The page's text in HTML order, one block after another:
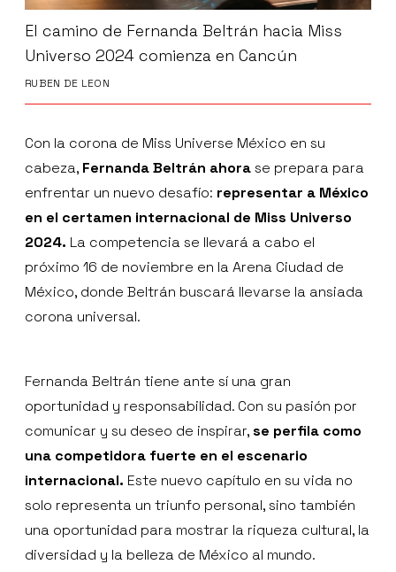
El camino de Fernanda Beltrán hacia Miss
Universo 2024 comienza en Cancún
RUBEN DE LEON
Con la corona de Miss Universe México en su
cabeza, Fernanda Beltrán ahorase prepara para
enfrentar un nuevo desafío: representar a México
en el certamen internacional de Miss Universo
2024. La competencia se llevará a cabo el
próximo 16 de noviembre en la Arena Ciudad de
México, donde Beltrán buscará llevarse la ansiada
corona universal.
Fernanda Beltrán tiene ante sí una gran
oportunidad y responsabilidad. Con su pasión por
comunicar y su deseo de inspirar,se perfila como
una competidora fuerte en el escenario
internacional. Este nuevo capítulo en su vida no
solo representa un triunfo personal, sino también
una oportunidad para mostrar la riqueza cultural, la
diversidad y la belleza de México al mundo.